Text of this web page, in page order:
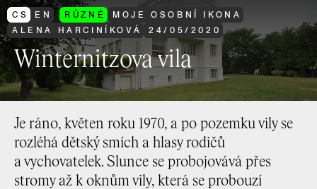
CS EN RŮZNÉ
MOJE OSOBNÍ IKONA
ALENA HARCINÍKOVÁ
24/05/ 2020
Winternitzova vila
Je ráno, květen roku 1970, a po pozemku vily se
rozléhá dětský smích a hlasy rodičů
a vychovatelek. Slunce se probojovává přes
stromy až k oknům vily, která se probouzí